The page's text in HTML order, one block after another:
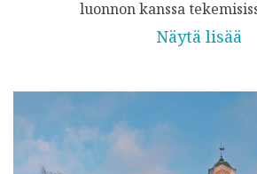
luonnon kanssa
Näytä lisää